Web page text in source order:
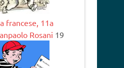
francese, 11a
Rosani 19